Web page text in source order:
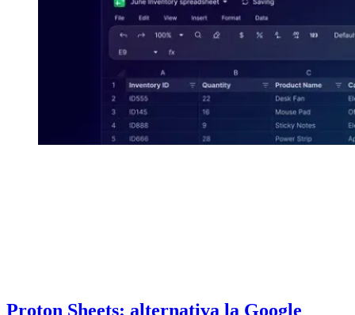
Proton Sheets: alternativa la Google